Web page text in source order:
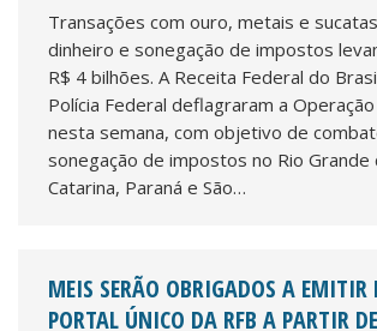
Transações com ouro, metais e
dinheiro e sonegação de impostos
R$ 4 bilhões. A Receita Federal do
Polícia Federal deflagraram a
nesta semana, com objetivo de
sonegação de impostos no Rio Grande
Catarina, Paraná e São…
MEIS SERÃO OBRIGADOS A EMITIR
PORTAL ÚNICO DA RFB A PARTIR